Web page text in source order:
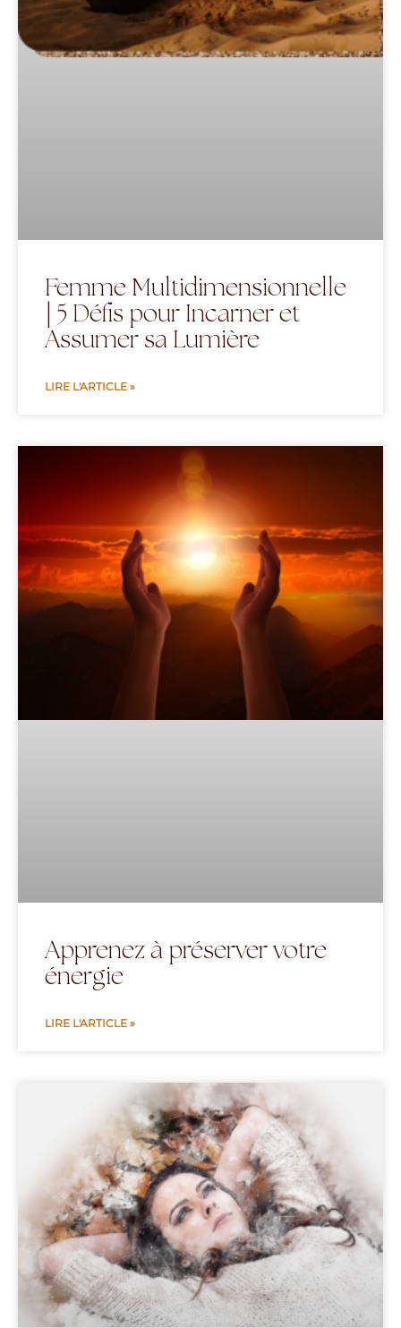
Femme Multidimensionnelle
| 5 Défis pour Incarner et
Assumer sa Lumière
LIRE L'ARTICLE »
Apprenez à préserver votre
énergie
LIRE L'ARTICLE »